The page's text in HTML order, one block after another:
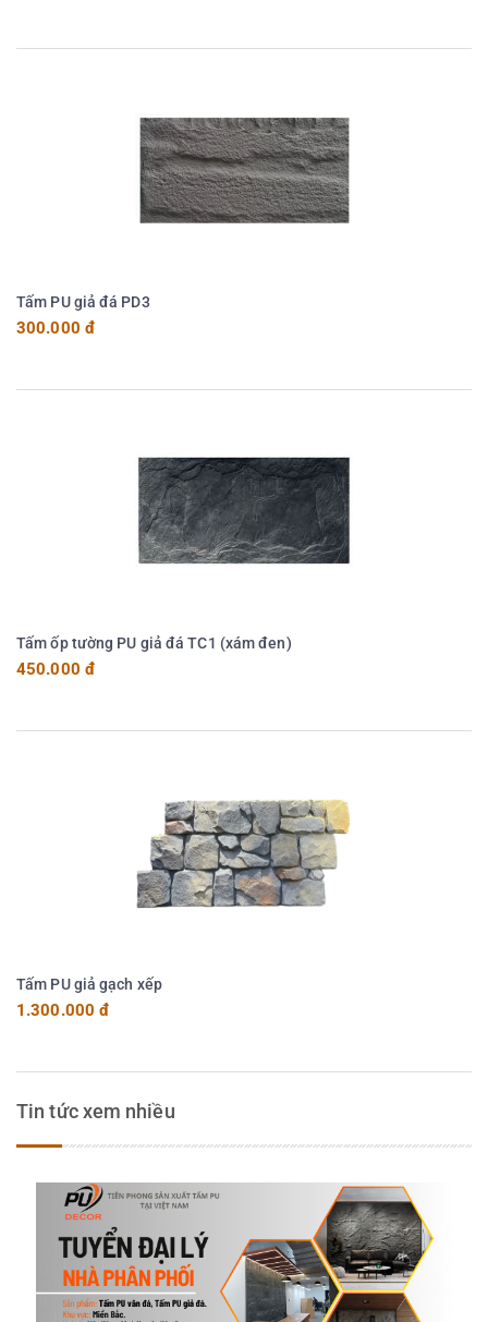
Tấm PU giả đá PD3
300.000 đ
Tấm ốp tường PU giả đá TC1 (xám đen)
450.000 đ
Tấm PU giả gạch xếp
1.300.000 đ
Tin tức xem nhiều